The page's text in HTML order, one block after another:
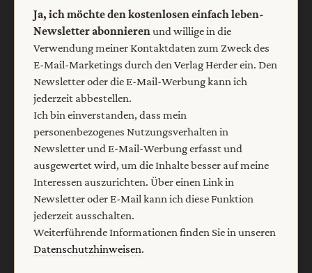
Newsletter abonnieren
und willige in die Verwendung
meiner Kontaktdaten zum Zweck des E-Mail-Marketings
durch den Verlag Herder ein. Den Newsletter oder die E-
Mail-Werbung kann ich jederzeit abbestellen.
Ich bin einverstanden, dass mein personenbezogenes
Nutzungsverhalten in Newsletter und E-Mail-Werbung
erfasst und ausgewertet wird, um die Inhalte besser auf
meine Interessen auszurichten. Über einen Link in
Newsletter oder E-Mail kann ich diese Funktion jederzeit
ausschalten.
Weiterführende Informationen finden Sie in unseren
Datenschutzhinweisen.
E-Mail
Ja, ich möchte den kostenlosen einfach leben-
Newsletter abonnierenund willige in die
Verwendung meiner Kontaktdaten zum Zweck des
E-Mail-Marketings durch den Verlag Herder ein. Den
Newsletter oder die E-Mail-Werbung kann ich
jederzeit abbestellen.
Ich bin einverstanden, dass mein
personenbezogenes Nutzungsverhalten in
Newsletter und E-Mail-Werbung erfasst und
ausgewertet wird, um die Inhalte besser auf meine
Interessen auszurichten. Über einen Link in
Newsletter oder E-Mail kann ich diese Funktion
jederzeit ausschalten.
Weiterführende Informationen finden Sie in unseren
Datenschutzhinweisen.